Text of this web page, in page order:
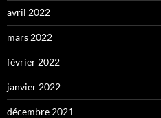
avril 2022
mars 2022
février 2022
janvier 2022
décembre 2021